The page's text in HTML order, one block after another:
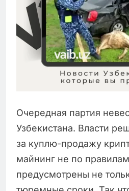
Очередная партия
Узбекистана. Власти
за куплю-продажу
майнинг не по
предусмотрены не